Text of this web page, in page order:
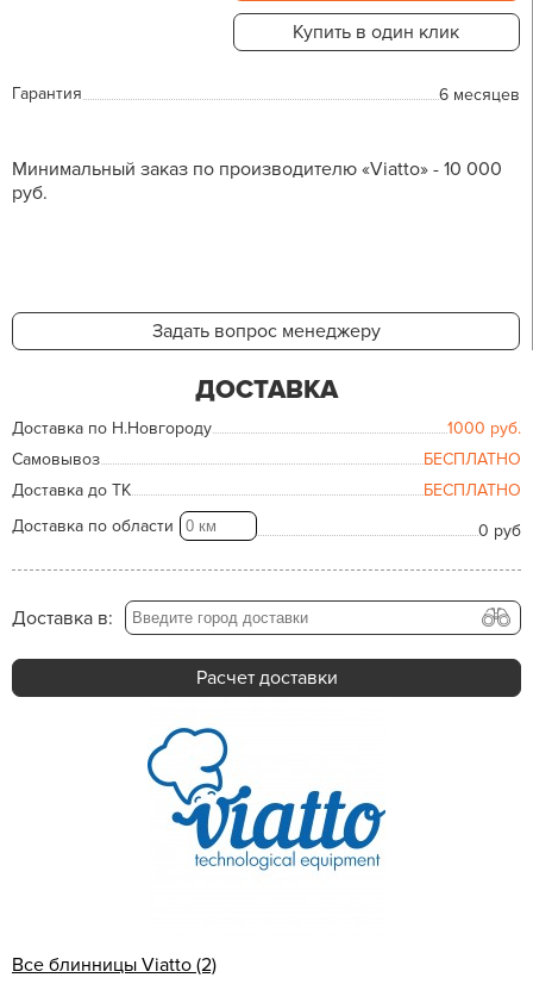
Купить в один клик
Гарантия 6 месяцев
Минимальный заказ по производителю «Viatto» - 10 000
руб.
Задать вопрос менеджеру
ДОСТАВКА
Доставка по Н.Новгороду 1000 руб.
Самовывоз
БЕСПЛАТНО
Доставка до ТК
БЕСПЛАТНО
Доставка по области
0 руб
Доставка в:
Расчет доставки
Все блинницы Viatto (2)